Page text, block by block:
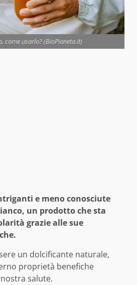
come usarlo? (BioPianeta.it)
e meno conosciute
un prodotto che sta
grazie alle sue
un dolcificante naturale,
proprietà benefiche
salute.